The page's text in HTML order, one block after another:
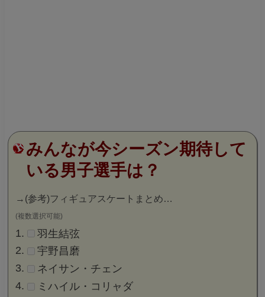
みんなが今シーズン期待して
いる男子選手は？
→ (参考)フィギュアスケートまとめ…
(複数選択可能)
羽生結弦
宇野昌磨
ネイサン・チェン
ミハイル・コリャダ